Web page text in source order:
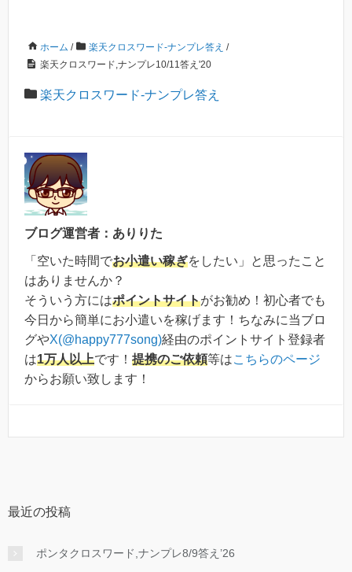
ホーム / 楽天クロスワード-ナンプレ答え /
楽天クロスワード,ナンプレ10/11答え'20
楽天クロスワード-ナンプレ答え
ブログ運営者：ありりた
「空いた時間でお小遣い稼ぎをしたい」と思ったこと
はありませんか？
そういう方にはポイントサイトがお勧め！初心者でも
今日から簡単にお小遣いを稼げます！ちなみに当ブロ
グやX(@happy777song)経由のポイントサイト登録者
は1万人以上です！ 提携のご依頼等はこちらのページ
からお願い致します！
最近の投稿
ポンタクロスワード,ナンプレ8/9答え’26